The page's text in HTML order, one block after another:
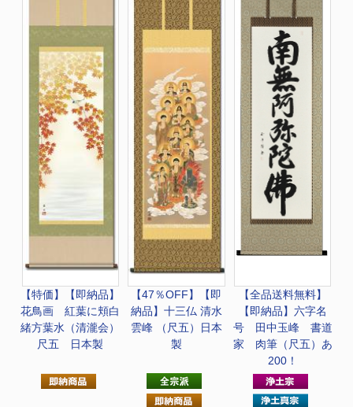
【特価】
【即納品】
花鳥画 紅葉に頬白
緒方葉水（清瀧会）
尺五 日本製
【47％OFF】【即
納品】十三仏 清水
雲峰 （尺五）日本
製
【全品送料無料】
【即納品】六字名
号 田中玉峰 書道
家 肉筆（尺五）あ
200！